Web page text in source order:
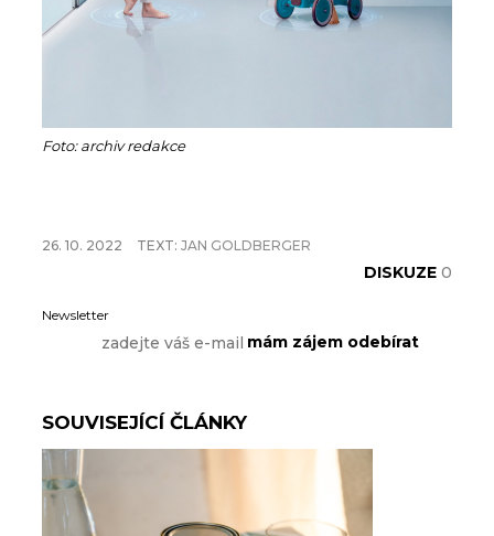
Foto: archiv redakce
26. 10. 2022 TEXT: JAN GOLDBERGER
DISKUZE 0
Newsletter
SOUVISEJÍCÍ ČLÁNKY